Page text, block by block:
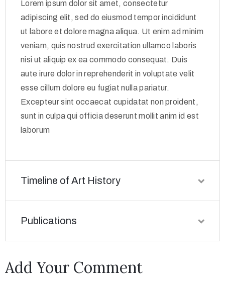
Lorem ipsum dolor sit amet, consectetur
adipiscing elit, sed do eiusmod tempor incididunt
ut labore et dolore magna aliqua. Ut enim ad minim
veniam, quis nostrud exercitation ullamco laboris
nisi ut aliquip ex ea commodo consequat. Duis
aute irure dolor in reprehenderit in voluptate velit
esse cillum dolore eu fugiat nulla pariatur.
Excepteur sint occaecat cupidatat non proident,
sunt in culpa qui officia deserunt mollit anim id est
laborum
Timeline of Art History
Publications
Add Your Comment